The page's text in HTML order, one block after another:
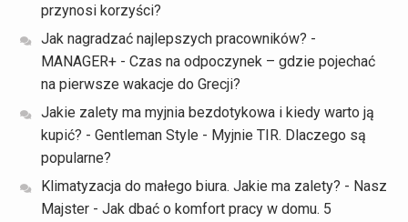
przynosi korzyści?
Jak nagradzać najlepszych pracowników? -
MANAGER+- Czas na odpoczynek – gdzie pojechać
na pierwsze wakacje do Grecji?
Jakie zalety ma myjnia bezdotykowa i kiedy warto ją
kupić? - Gentleman Style - Myjnie TIR. Dlaczego są
popularne?
Klimatyzacja do małego biura. Jakie ma zalety? - Nasz
Majster- Jak dbać o komfort pracy w domu. 5